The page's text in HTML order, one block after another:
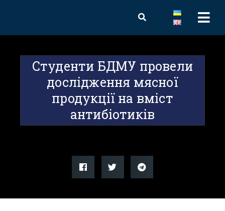
Студенти БДМУ провели
дослідження мясної
продукції на вміст
антибіотиків